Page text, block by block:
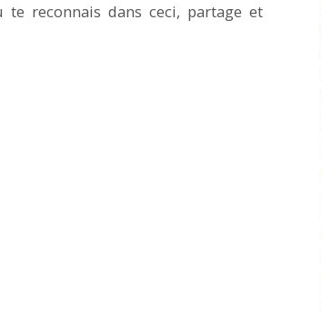
reconnais dans ceci, partage et